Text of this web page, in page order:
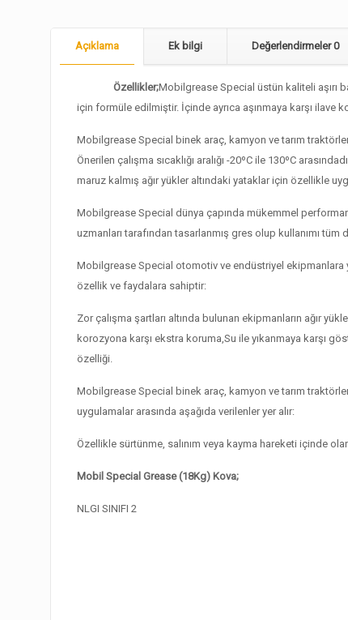
Açıklama Ek bilgi Değerlendirmeler0
Özellikler;Mobilgrease Special üstün kaliteli aşırı
için formüle edilmiştir. İçinde ayrıca aşınmaya karşı ilave
Mobilgrease Special binek araç, kamyon ve tarım
Önerilen çalışma sıcaklığı aralığı -20ºC ile 130ºC
maruz kalmış ağır yükler altındaki yataklar için özellikle
Mobilgrease Special dünya çapında mükemmel
uzmanları tarafından tasarlanmış gres olup kullanımı
Mobilgrease Special otomotiv ve endüstriyel ekipmanlara
özellik ve faydalara sahiptir:
Zor çalışma şartları altında bulunan ekipmanların ağır
korozyona karşı ekstra koruma,Su ile yıkanmaya karşı
özelliği.
Mobilgrease Special binek araç, kamyon ve tarım
uygulamalar arasında aşağıda verilenler yer alır:
Özellikle sürtünme, salınım veya kayma hareketi içinde
Mobil Special Grease (18Kg) Kova;
NLGI SINIFI 2